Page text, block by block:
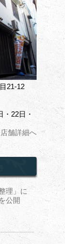
21-12
22日・
舗詳細へ
理」に
公開